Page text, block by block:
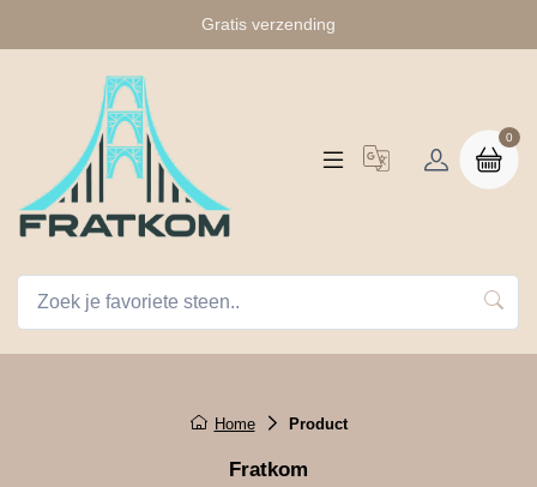
Gratis verzending
0
Home Product
Fratkom